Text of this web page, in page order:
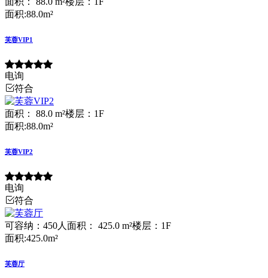
面积:88.0m²
芙蓉VIP1
电询
符合
面积： 88.0 m²楼层：1F
面积:88.0m²
芙蓉VIP2
电询
符合
可容纳：450人 面积： 425.0 m²楼层：1F
面积:425.0m²
芙蓉厅